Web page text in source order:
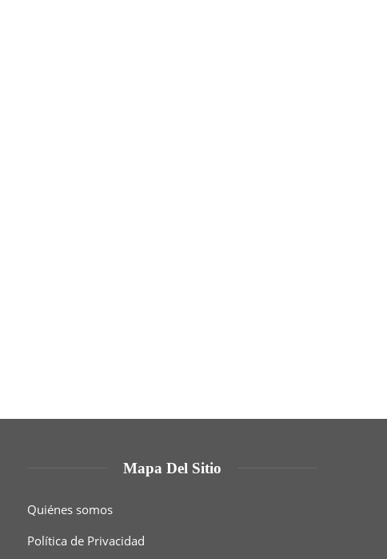
Mapa Del Sitio
Quiénes somos
Política de Privacidad